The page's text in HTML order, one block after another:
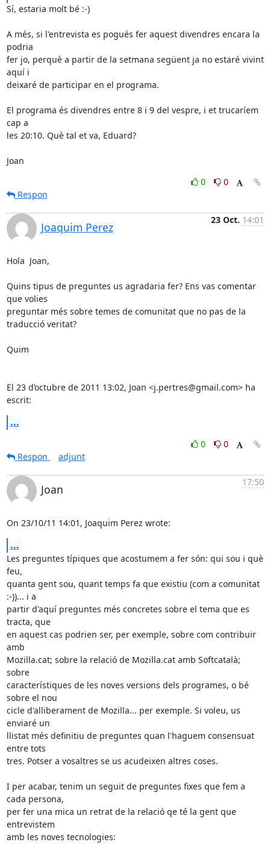
Sí, estaria molt bé :-)
A més, si l'entrevista es pogués fer aquest divendres encara la
podria
fer jo, perquè a partir de la setmana següent ja no estaré vivint
aquí i
deixaré de participar en el programa.
El programa és divendres entre 8 i 9 del vespre, i et trucaríem
cap a
les 20:10. Què tal et va, Eduard?
Joan
0
0
Respon
Joaquim Perez
23 Oct. 14:01
Hola  Joan,
Quins tipus de preguntes us agradaria fer? Ens vas comentar
que volies
preguntar més sobre temes de comunitat que no pas de la
traducció veritat?
Quim
El 23 d’octubre de 2011 13:02, Joan <j.pertres@gmail.com> ha
escrit:
...
0
0
Respon
adjunt
Joan
17:50
On 23/10/11 14:01, Joaquim Perez wrote:
...
Les preguntes típiques que acostumem a fer són: qui sou i què
feu,
quanta gent sou, quant temps fa que existiu (com a comunitat
:-))... i a
partir d'aquí preguntes més concretes sobre el tema que es
tracta, que
en aquest cas podrien ser, per exemple, sobre com contribuir
amb
Mozilla.cat; sobre la relació de Mozilla.cat amb Softcatalà;
sobre
característiques de les noves versions dels programes, o bé
sobre el nou
cicle d'alliberament de Mozilla... per exemple. Si voleu, us
enviaré un
llistat més definitiu de preguntes quan l'haguem consensuat
entre tots
tres. Potser a vosaltres se us acudeixen altres coses.
I per acabar, tenim un seguit de preguntes fixes que fem a
cada persona,
per fer una mica un retrat de la relació qe té la gent que
entrevistem
amb les noves tecnologies: